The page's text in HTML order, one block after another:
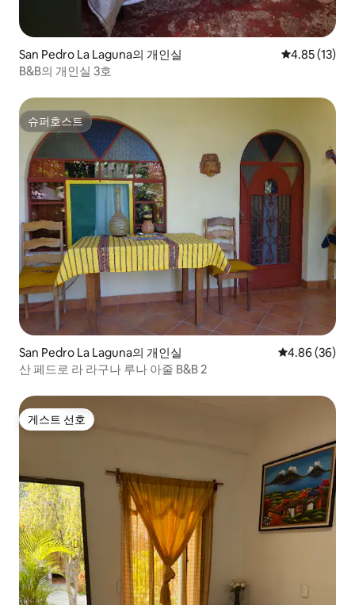
San Pedro La Laguna의 개인실 평점 4.85점
4.85 (13)
B&B의 개인실 3호
슈퍼호스트
슈퍼호스트
San Pedro La Laguna의 개인실 평점 4.86점(5
4.86 (36)
산 페드로 라 라구나 루나 아줄 B&B 2
게스트 선호
게스트 선호